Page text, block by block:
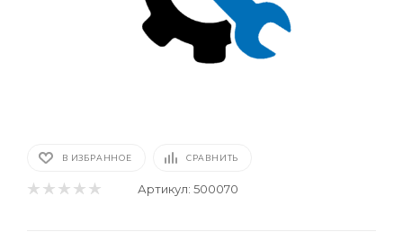
В ИЗБРАННОЕ СРАВНИТЬ
Артикул: 500070